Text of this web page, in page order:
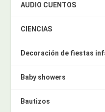
AUDIO CUENTOS
CIENCIAS
Decoración de fiestas
Baby showers
Bautizos